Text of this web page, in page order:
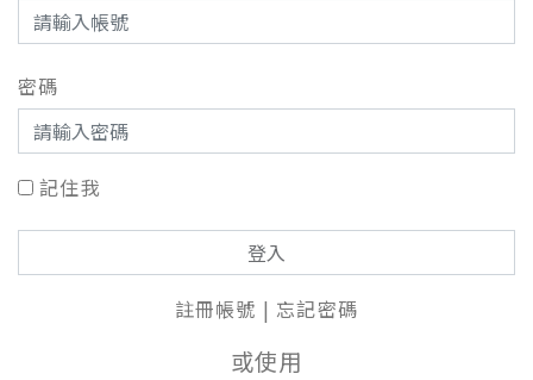
密碼
記住我
登入
註冊帳號 | 忘記密碼
或使用